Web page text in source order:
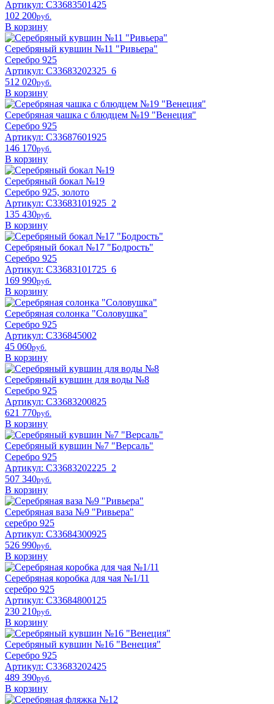
Артикул: С33683501425
102 200pyб.
В корзину
Серебряный кувшин №11 "Ривьера"
Серебро 925
Артикул: С33683202325_6
512 020pyб.
В корзину
Серебряная чашка с блюдцем №19 "Венеция"
Серебро 925
Артикул: С33687601925
146 170pyб.
В корзину
Серебряный бокал №19
Серебро 925, золото
Артикул: С33683101925_2
135 430pyб.
В корзину
Серебряный бокал №17 "Бодрость"
Серебро 925
Артикул: С33683101725_6
169 990pyб.
В корзину
Серебряная солонка "Соловушка"
Серебро 925
Артикул: С336845002
45 060pyб.
В корзину
Серебряный кувшин для воды №8
Серебро 925
Артикул: С33683200825
621 770pyб.
В корзину
Серебряный кувшин №7 "Версаль"
Серебро 925
Артикул: С33683202225_2
507 340pyб.
В корзину
Серебряная ваза №9 "Ривьера"
серебро 925
Артикул: С33684300925
526 990pyб.
В корзину
Серебряная коробка для чая №1/11
серебро 925
Артикул: С33684800125
230 210pyб.
В корзину
Серебряный кувшин №16 "Венеция"
Серебро 925
Артикул: С33683202425
489 390pyб.
В корзину